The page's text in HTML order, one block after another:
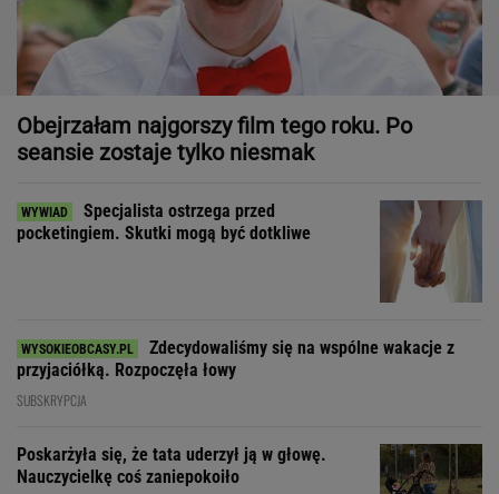
Obejrzałam najgorszy film tego roku. Po
seansie zostaje tylko niesmak
Specjalista ostrzega przed
pocketingiem. Skutki mogą być dotkliwe
Zdecydowaliśmy się na wspólne wakacje z
przyjaciółką. Rozpoczęła łowy
SUBSKRYPCJA
Poskarżyła się, że tata uderzył ją w głowę.
Nauczycielkę coś zaniepokoiło